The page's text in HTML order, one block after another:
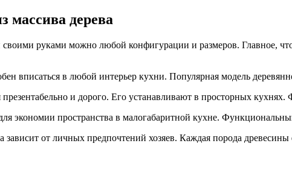
массива дерева
своими руками можно любой конфигурации и размеров. Главное,
вписаться в любой интерьер кухни. Популярная модель
и дорого. Его устанавливают в просторных кухнях.
экономии пространства в малогабаритной кухне.
зависит от личных предпочтений хозяев. Каждая порода